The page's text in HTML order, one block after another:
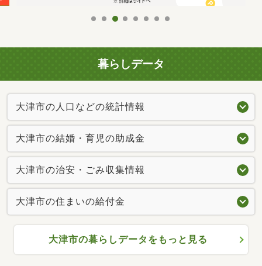
暮らしデータ
大津市の人口などの統計情報
大津市の結婚・育児の助成金
大津市の治安・ごみ収集情報
大津市の住まいの給付金
大津市の暮らしデータをもっと見る